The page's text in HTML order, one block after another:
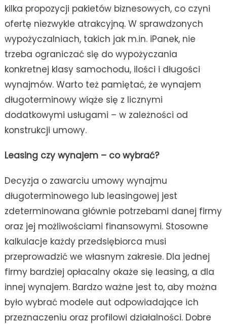
kilka propozycji pakietów biznesowych, co czyni
ofertę niezwykle atrakcyjną. W sprawdzonych
wypożyczalniach, takich jak m.in. iPanek, nie
trzeba ograniczać się do wypożyczania
konkretnej klasy samochodu, ilości i długości
wynajmów. Warto też pamiętać, że wynajem
długoterminowy wiąże się z licznymi
dodatkowymi usługami – w zależności od
konstrukcji umowy.
Leasing czy wynajem – co wybrać?
Decyzja o zawarciu umowy wynajmu
długoterminowego lub leasingowej jest
zdeterminowana głównie potrzebami danej firmy
oraz jej możliwościami finansowymi. Stosowne
kalkulacje każdy przedsiębiorca musi
przeprowadzić we własnym zakresie. Dla jednej
firmy bardziej opłacalny okaże się leasing, a dla
innej wynajem. Bardzo ważne jest to, aby można
było wybrać modele aut odpowiadające ich
przeznaczeniu oraz profilowi działalności. Dobre